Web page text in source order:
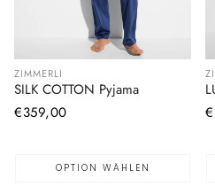
ZIMMERLI
SILK COTTON Pyjama
Normaler
€359,00
OPTION WÄHLEN